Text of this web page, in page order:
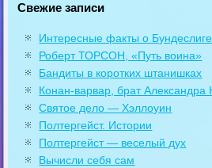
Свежие записи
Интересные факты о Бундеслиге
Роберт ТОРСОН, «Путь воина»
Бандиты в коротких штанишках
Конан-варвар, брат Александра
Святое дело — Хэллоуин
Полтергейст. Истории
Полтергейст — веселый дух
Вычисли себя сам